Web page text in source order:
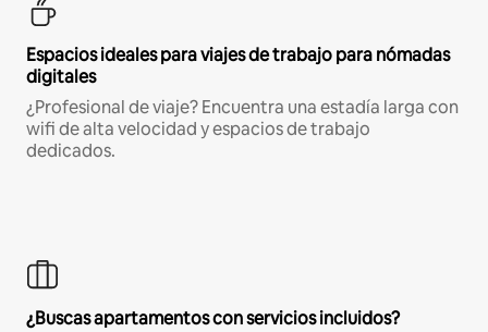
Espacios ideales para viajes de trabajo para nómadas
digitales
¿Profesional de viaje? Encuentra una estadía larga con
wifi de alta velocidad y espacios de trabajo
dedicados.
¿Buscas apartamentos con servicios incluidos?